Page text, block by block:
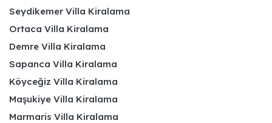
Seydikemer Villa Kiralama
Ortaca Villa Kiralama
Demre Villa Kiralama
Sapanca Villa Kiralama
Köyceğiz Villa Kiralama
Maşukiye Villa Kiralama
Marmaris Villa Kiralama